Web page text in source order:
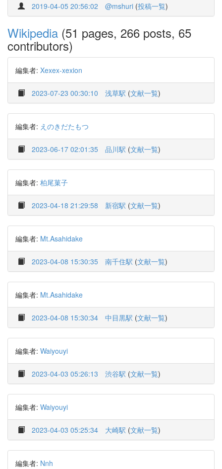
2019-04-05 20:56:02 @mshuri (投稿一覧)
Wikipedia (51 pages, 266 posts, 65
contributors)
編集者: Xexex-xexion
2023-07-23 00:30:10 浅草駅 (文献一覧)
編集者: えのきだたもつ
2023-06-17 02:01:35 品川駅 (文献一覧)
編集者: 柏尾菓子
2023-04-18 21:29:58 新宿駅 (文献一覧)
編集者: Mt.Asahidake
2023-04-08 15:30:35 南千住駅 (文献一覧)
編集者: Mt.Asahidake
2023-04-08 15:30:34 中目黒駅 (文献一覧)
編集者: Waiyouyi
2023-04-03 05:26:13 渋谷駅 (文献一覧)
編集者: Waiyouyi
2023-04-03 05:25:34 大崎駅 (文献一覧)
編集者: Nnh